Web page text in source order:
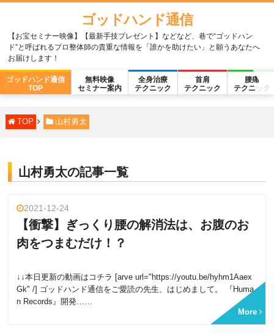
ゴッドハンド通信
【お宝セミナー映像】【最新手技プレゼント】などなど、巷で“ゴッドハン
ド”と呼ばれるプロ整体師の貴重な情報を「誰かを助けたい」と願うあなたへ
お届けします！
ゴッドハンド通信
TOP
無料映像
セミナー案内
全身治療
テクニック
首肩
テクニック
腰痛
テクニック
TOP 山村勇太
山村勇太の記事一覧
2021-12-24
【衝撃】ぎっくり腰の解消法は、お腹のお
肉をつまむだけ！？
↓↓本日更新の動画はコチラ [arve url="https://youtu.be/hyhm1Aaex
Gk" /] ゴッドハンド通信をご愛読の先生、はじめまして。 『Huma
n Records』開発……
More